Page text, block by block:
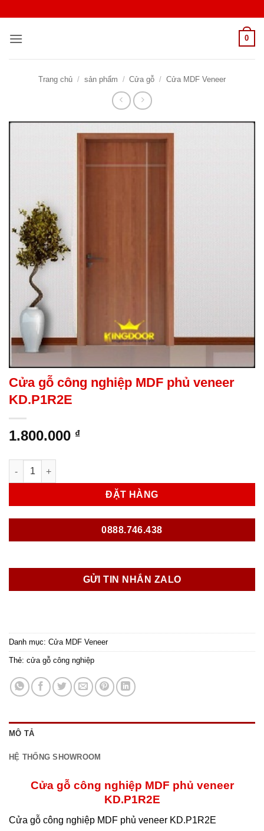
nội
0
Trang chủ / sản phẩm / Cửa gỗ / Cửa MDF Veneer
Cửa gỗ công nghiệp MDF phủ veneer
KD.P1R2E
1.800.000 ₫
Cửa gỗ công nghiệp MDF phủ veneer KD.P1R2E số lượng
ĐẶT HÀNG
0888.746.438
GỬI TIN NHẮN ZALO
Danh mục: Cửa MDF Veneer
Thẻ: cửa gỗ công nghiệp
MÔ TẢ
HỆ THỐNG SHOWROOM
Cửa gỗ công nghiệp MDF phủ veneer
KD.P1R2E
Cửa gỗ công nghiệp MDF phủ veneer KD.P1R2E